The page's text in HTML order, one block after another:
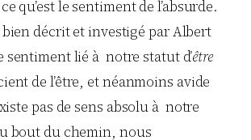
qu’est le sentiment de l’absurde.
bien décrit et investigé par Albert
sentiment lié à notre statut d’être
de l’être, et néanmoins avide
pas de sens absolu à notre
bout du chemin, nous